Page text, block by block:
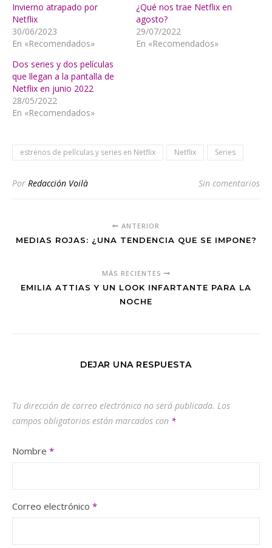
Invierno atrapado por
Netflix
30/06/2023
En «Recomendados»
¿Qué nos trae Netflix en
agosto?
29/07/2022
En «Recomendados»
Dos series y dos películas
que llegan a la pantalla de
Netflix en junio 2022
28/05/2022
En «Recomendados»
estrenos de películas y series en Netflix Netflix Series
Por Redacción Voilà Sin comentarios
ANTERIOR
MEDIAS ROJAS: ¿UNA TENDENCIA QUE SE IMPONE?
MÁS RECIENTES
EMILIA ATTIAS Y UN LOOK INFARTANTE PARA LA
NOCHE
DEJAR UNA RESPUESTA
Tu dirección de correo electrónico no será publicada. Los
campos obligatorios están marcados con *
Nombre *
Correo electrónico *